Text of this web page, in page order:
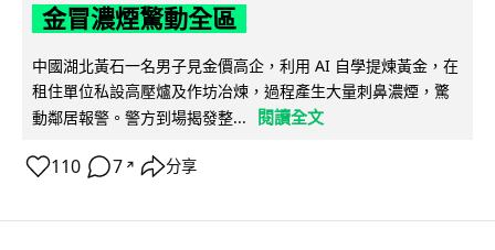
金冒濃煙驚動全區
中國湖北黃石一名男子見金價高企，利用 AI 自學提煉黃金，在
租住單位私設高壓爐及作坊冶煉，過程產生大量刺鼻濃煙，驚
動鄰居報警。警方到場揭發整...
閱讀全文
110 7 ↗ 分享